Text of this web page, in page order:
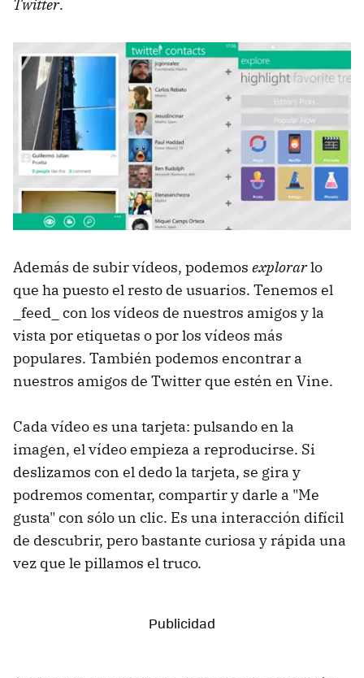
Twitter.
Además de subir vídeos, podemos explorarlo
que ha puesto el resto de usuarios. Tenemos el
_feed_ con los vídeos de nuestros amigos y la
vista por etiquetas o por los vídeos más
populares. También podemos encontrar a
nuestros amigos de Twitter que estén en Vine.
Cada vídeo es una tarjeta: pulsando en la
imagen, el vídeo empieza a reproducirse. Si
deslizamos con el dedo la tarjeta, se gira y
podremos comentar, compartir y darle a "Me
gusta" con sólo un clic. Es una interacción difícil
de descubrir, pero bastante curiosa y rápida una
vez que le pillamos el truco.